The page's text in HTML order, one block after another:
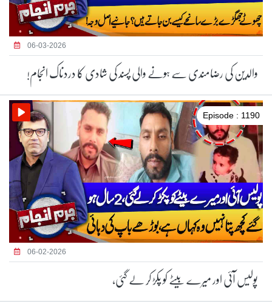
06-03-2026
والدین کی رضامندی سے ہونے والی پسند کی شادی کا دردناک انجام!
Episode : 1190
06-02-2026
پولیس آئی اور میرے بیٹے کو پکڑ کر لے گئی،